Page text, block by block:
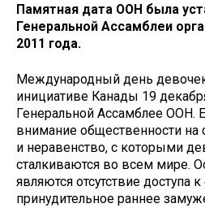
Памятная дата ООН была
Гене­ральной Ассамблеи
2011 года.
Международный день
инициативе Канады 19
Генеральной Ассамблее ООН.
внимание общественности
и неравенство, с которыми
сталкиваются во всем мире.
являются отсутствие доступа
принудительное раннее